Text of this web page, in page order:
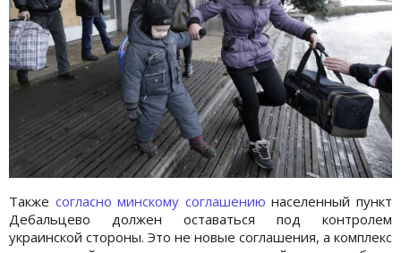
Также согласно минскому соглашению населенный пункт
Дебальцево должен оставаться под контролем
украинской стороны. Это не новые соглашения, а комплекс